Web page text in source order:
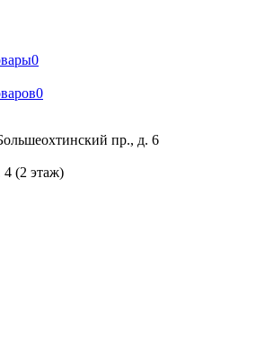
0
0
пр., д. 6
4 (2 этаж)